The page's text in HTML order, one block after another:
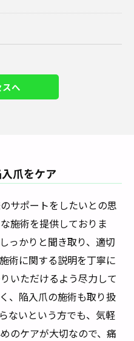
スへ
爪をケア
サポートをしたいとの思
施術を提供しておりま
っかりと聞き取り、適切
術に関する説明を丁寧に
いただけるよう尽力して
、陥入爪の施術も取り扱
ないという方でも、気軽
のケアが大切なので、痛